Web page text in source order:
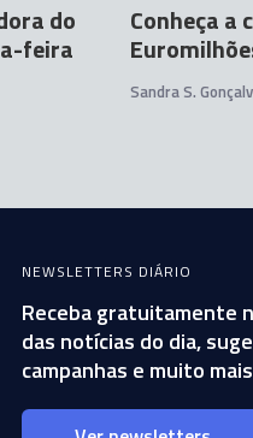
do
feira
Conheça a
Sandra S.
NEWSLETTERS DIÁRIO
Receba gratuitamente
das notícias do dia,
campanhas e muito